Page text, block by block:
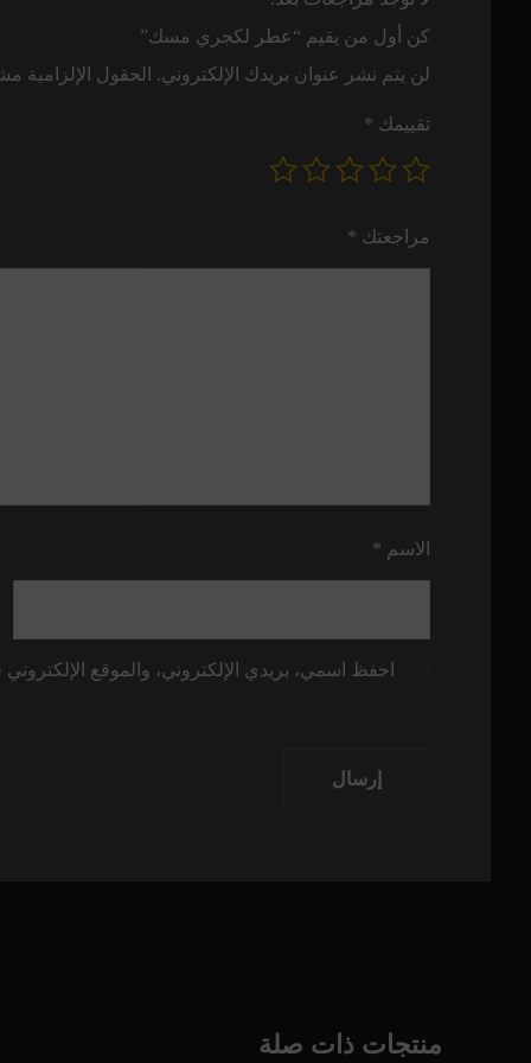
كن أول من يقيم “عطر لكجري مسك”
لن يتم نشر عنوان بريدك الإلكتروني.
الحقول الإلزامية
تقييمك *
مراجعتك *
الاسم *
احفظ اسمي، بريدي الإلكتروني، والموقع
إرسال
منتجات ذات صلة